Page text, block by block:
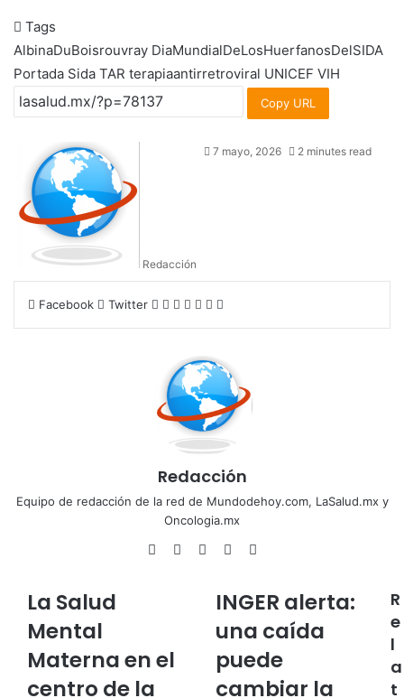
Tags
AlbinaDuBoisrouvray DiaMundialDeLosHuerfanosDelSIDA
Portada Sida TAR terapiaantirretroviral UNICEF VIH
Copy URL
Redacción
7 mayo, 2026 2 minutes read
Facebook Twitter LinkedIn
Tumblr
Pinterest
Reddit
VKontakte
Share
Redacción
Equipo de redacción de la red de Mundodehoy.com, LaSalud.mx y
Oncologia.mx
Facebook
TwitterLinkedInYouTube
La Salud
Mental
Materna en el
centro de la
INGER alerta:
una caída
puede
cambiar la
R
e
l
a
t